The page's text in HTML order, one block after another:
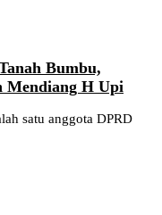
Bumbu,
Mendiang H Upi
satu anggota DPRD